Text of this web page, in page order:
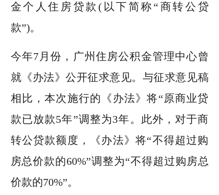
金个人住房贷款(以下简称“商转公贷
款”)。
今年7月份，广州住房公积金管理中心曾
就《办法》公开征求意见。与征求意见稿
相比，本次施行的《办法》将“原商业贷
款已放款5年”调整为3年。此外，对于商
转公贷款额度，《办法》将“不得超过购
房总价款的60%”调整为“不得超过购房总
价款的70%”。